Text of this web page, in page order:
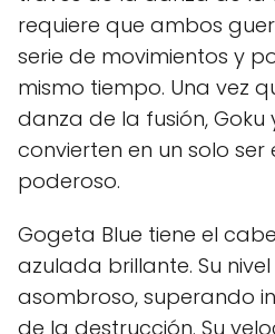
requiere que ambos
serie de movimientos y
mismo tiempo. Una vez
danza de la fusión, Goku
convierten en un solo
poderoso.
Gogeta Blue tiene el
azulada brillante. Su
asombroso, superando
de la destrucción. Su